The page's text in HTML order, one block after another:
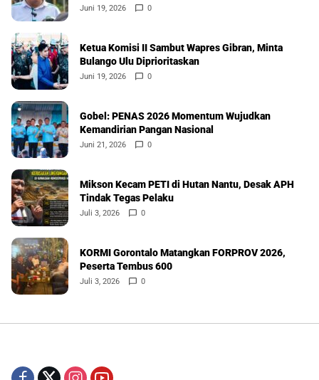
Juni 19, 2026 0
Ketua Komisi II Sambut Wapres Gibran, Minta
Bulango Ulu Diprioritaskan
Juni 19, 2026 0
Gobel: PENAS 2026 Momentum Wujudkan
Kemandirian Pangan Nasional
Juni 21, 2026 0
Mikson Kecam PETI di Hutan Nantu, Desak APH
Tindak Tegas Pelaku
Juli 3, 2026 0
KORMI Gorontalo Matangkan FORPROV 2026,
Peserta Tembus 600
Juli 3, 2026 0